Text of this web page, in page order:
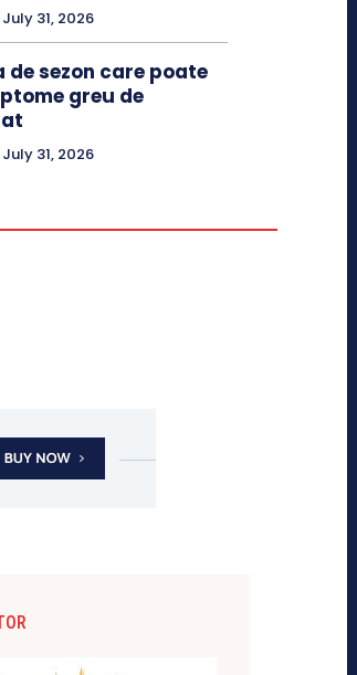
July 31, 2026
de sezon care poate
greu de
July 31, 2026